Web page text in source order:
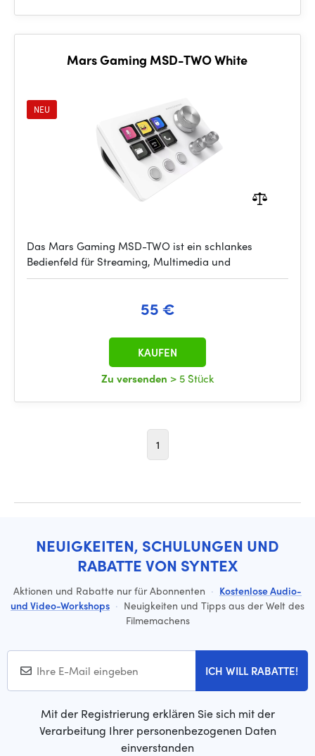
Mars Gaming MSD-TWO White
NEU
Das Mars Gaming MSD-TWO ist ein schlankes
Bedienfeld für Streaming, Multimedia und
55 €
Zu versenden > 5 Stück
KAUFEN
1
NEUIGKEITEN, SCHULUNGEN UND
RABATTE VON SYNTEX
Aktionen und Rabatte nur für Abonnenten · Kostenlose Audio-
und Video-Workshops · Neuigkeiten und Tipps aus der Welt des
Filmemachens
ICH WILL RABATTE!
Mit der Registrierung erklären Sie sich mit der
Verarbeitung Ihrer personenbezogenen Daten
einverstanden